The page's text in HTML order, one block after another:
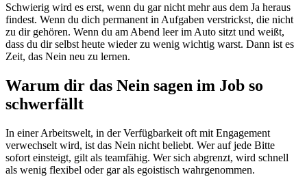
Schwierig wird es erst, wenn du gar nicht mehr aus dem Ja heraus
findest. Wenn du dich permanent in Aufgaben verstrickst, die nicht
zu dir gehören. Wenn du am Abend leer im Auto sitzt und weißt,
dass du dir selbst heute wieder zu wenig wichtig warst. Dann ist es
Zeit, das Nein neu zu lernen.
Warum dir das Nein sagen im Job so
schwerfällt
In einer Arbeitswelt, in der Verfügbarkeit oft mit Engagement
verwechselt wird, ist das Nein nicht beliebt. Wer auf jede Bitte
sofort einsteigt, gilt als teamfähig. Wer sich abgrenzt, wird schnell
als wenig flexibel oder gar als egoistisch wahrgenommen.